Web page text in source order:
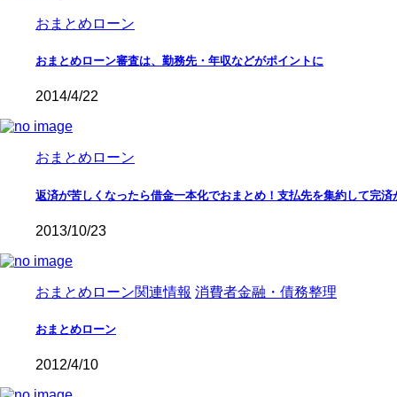
おまとめローン
おまとめローン審査は、勤務先・年収などがポイントに
2014/4/22
おまとめローン
返済が苦しくなったら借金一本化でおまとめ！支払先を集約して完済
2013/10/23
おまとめローン関連情報 消費者金融・債務整理
おまとめローン
2012/4/10